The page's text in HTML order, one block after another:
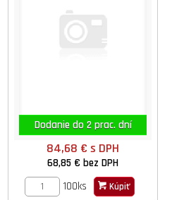
Dodanie do 2 prac. dní
84,68 €s DPH
68,85 €bez DPH
100ks
Kúpiť